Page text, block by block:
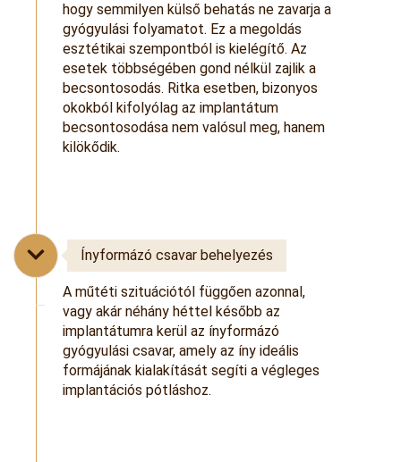
hogy semmilyen külső behatás ne zavarja a
gyógyulási folyamatot. Ez a megoldás
esztétikai szempontból is kielégítő. Az
esetek többségében gond nélkül zajlik a
becsontosodás. Ritka esetben, bizonyos
okokból kifolyólag az implantátum
becsontosodása nem valósul meg, hanem
kilökődik.
A műtéti szituációtól függően azonnal,
vagy akár néhány héttel később az
implantátumra kerül az ínyformázó
gyógyulási csavar, amely az íny ideális
formájának kialakítását segíti a végleges
implantációs pótláshoz.
Ínyformázó csavar behelyezés